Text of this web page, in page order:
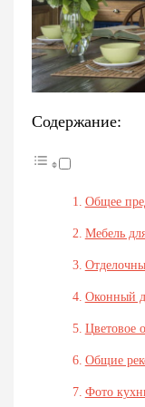
Содержание:
Общее
Мебель
Оконный
Цветовое
Общие
Фото